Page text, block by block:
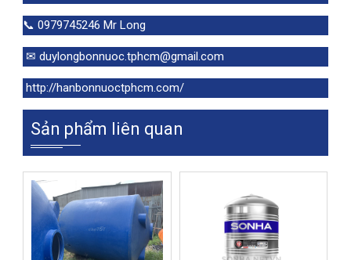
📞 0979745246 Mr Long
✉ duylongbonnuoc.tphcm@gmail.com
http://hanbonnuoctphcm.com/
Sản phẩm liên quan